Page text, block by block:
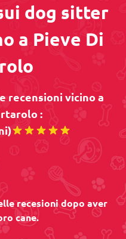
dog sitter
a Pieve Di
recensioni vicino a
:
recesioni dopo aver
cane.